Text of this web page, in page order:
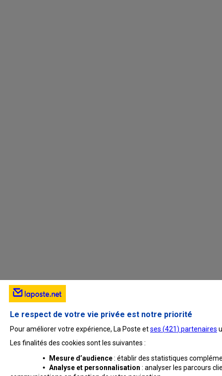
Le respect de votre vie privée est notre priorité
Pour améliorer votre expérience, La Poste etses (421) partenaires
Les finalités des cookies sont les suivantes :
•
Mesure d’audience: établir des statistiques
•Analyse et personnalisation : analyser les parcours